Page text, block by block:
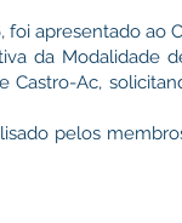
apresentado ao
da Modalidade
Ac,
pelos